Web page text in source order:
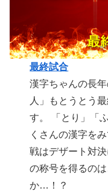
最終試合
漢字ちゃんの長
人」もとうとう
す。 「とり」「
くさんの漢字を
戦はデザート対
の称号を得るの
か…！？